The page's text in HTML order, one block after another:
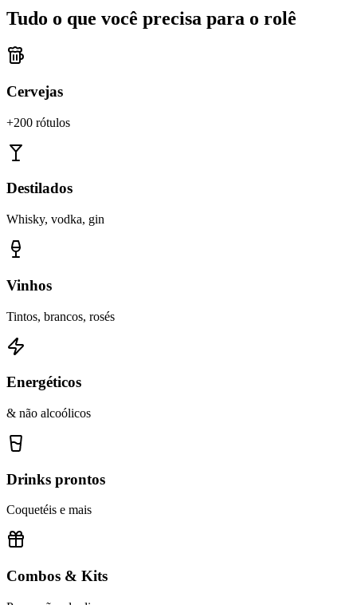
Tudo o que você precisa para o rolê
Cervejas
+200 rótulos
Destilados
Whisky, vodka, gin
Vinhos
Tintos, brancos, rosés
Energéticos
& não alcoólicos
Drinks prontos
Coquetéis e mais
Combos & Kits